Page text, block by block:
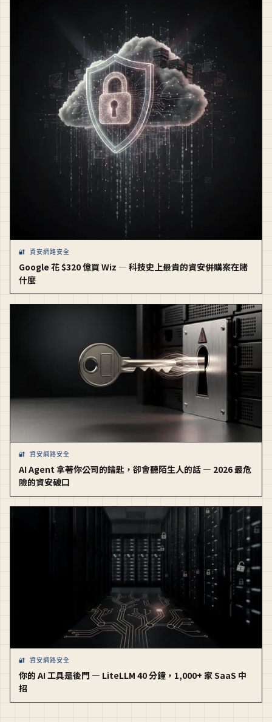
🔐 資安網路安全
Google 花 $320 億買 Wiz — 科技史上最貴的資安併購案在賭
什麼
🔐 資安網路安全
AI Agent 拿著你公司的鑰匙，卻會聽陌生人的話 — 2026 最危
險的資安破口
🔐 資安網路安全
你的 AI 工具是後門 — LiteLLM 40 分鐘，1,000+ 家 SaaS 中
招